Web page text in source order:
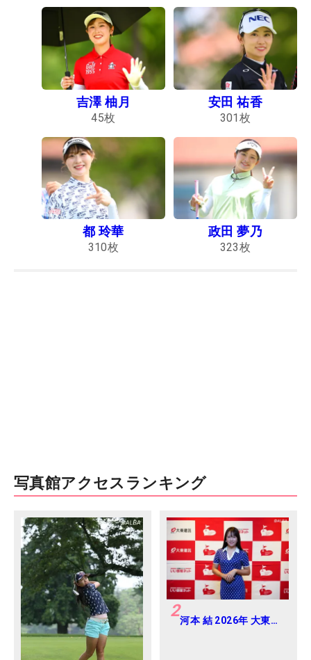
吉澤 柚月
45枚
安田 祐香
301 枚
都 玲華
310枚
政田 夢乃
323枚
写真館アクセスランキング
2河本 結 2026年 大東建